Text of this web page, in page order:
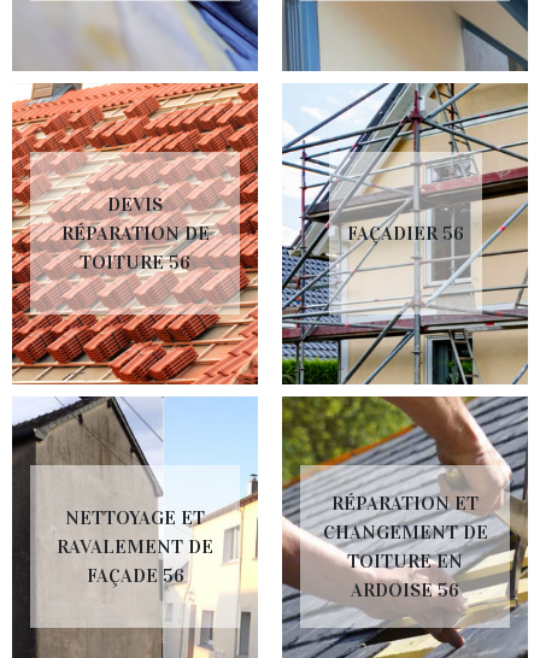
DEVIS
RÉPARATION DE
TOITURE 56
FAÇADIER 56
NETTOYAGE ET
RAVALEMENT DE
FAÇADE 56
RÉPARATION ET
CHANGEMENT DE
TOITURE EN
ARDOISE 56